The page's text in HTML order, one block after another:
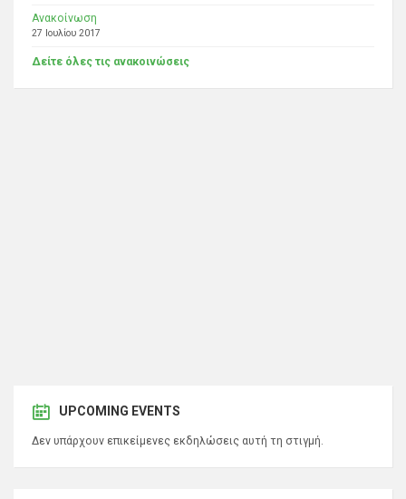
Ανακοίνωση
27 Ιουλίου 2017
Δείτε όλες τις ανακοινώσεις
UPCOMING EVENTS
Δεν υπάρχουν επικείμενες εκδηλώσεις αυτή τη στιγμή.